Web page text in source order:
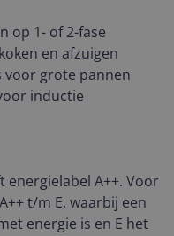
op 1- of 2-fase
en afzuigen
voor grote pannen
inductie
energielabel A++. Voor
t/m E, waarbij een
energie is en E het